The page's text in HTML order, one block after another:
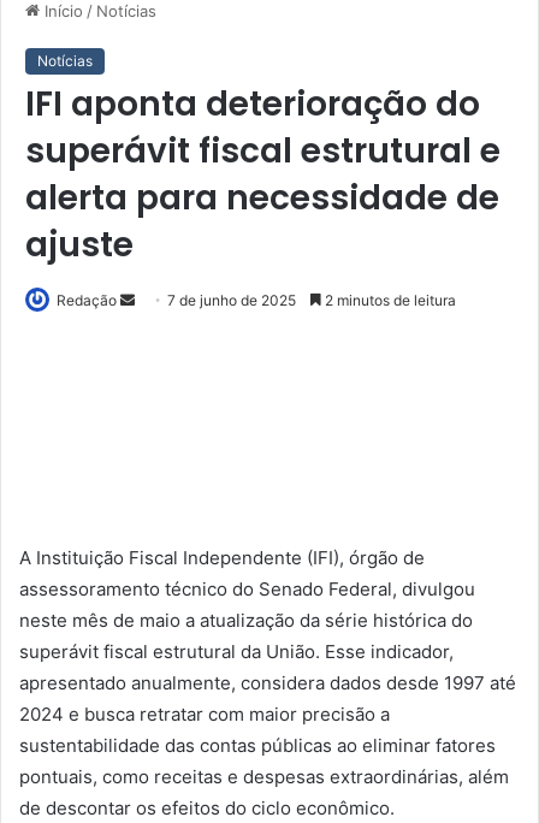
Início / Notícias
Notícias
IFI aponta deterioração do
superávit fiscal estrutural e
alerta para necessidade de
ajuste
Redação
Mande7 de junho de 2025 2 minutos de leitura
A Instituição Fiscal Independente (IFI), órgão de
assessoramento técnico do Senado Federal, divulgou
neste mês de maio a atualização da série histórica do
superávit fiscal estrutural da União. Esse indicador,
apresentado anualmente, considera dados desde 1997 até
2024 e busca retratar com maior precisão a
sustentabilidade das contas públicas ao eliminar fatores
pontuais, como receitas e despesas extraordinárias, além
de descontar os efeitos do ciclo econômico.